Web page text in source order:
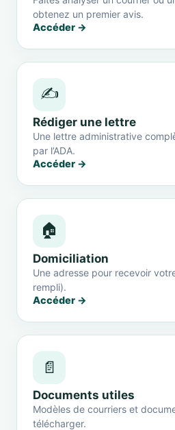
obtenez un premier avis.
Accéder →
✍️
Rédiger une lettre
Une lettre administrative
par l’ADA.
Accéder →
🏠
Domiciliation
Une adresse pour recevoir
rempli).
Accéder →
📄
Documents utiles
Modèles de courriers et
télécharger.